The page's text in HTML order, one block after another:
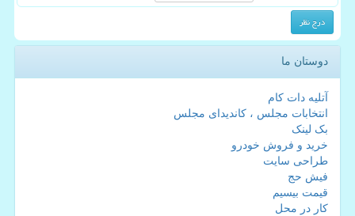
دوستان ما
آتلیه دات کام
انتخابات مجلس ، کاندیدای مجلس
بک لینک
خرید و فروش خودرو
طراحی سایت
فیش حج
قیمت بیسیم
کار در محل